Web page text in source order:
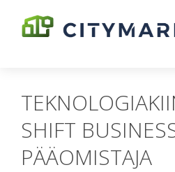
SHIFT
PÄÄOMISTAJA